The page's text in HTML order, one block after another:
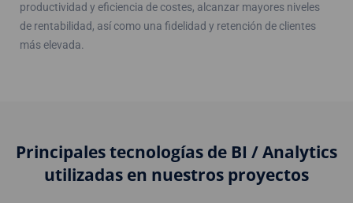
productividad y eficiencia de costes, alcanzar mayores niveles
de rentabilidad, así como una fidelidad y retención de clientes
más elevada.
Principales tecnologías de BI / Analytics
utilizadas en nuestros proyectos